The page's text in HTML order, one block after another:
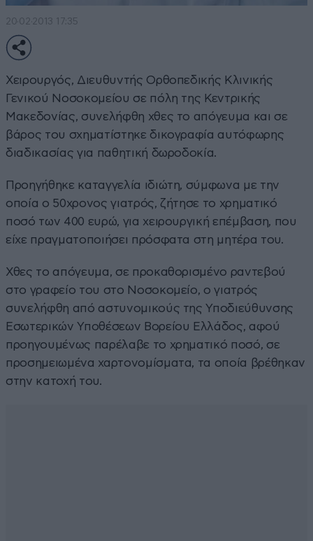
20·02·2013 17:35
Χειρουργός, Διευθυντής Ορθοπεδικής Κλινικής
Γενικού Νοσοκομείου σε πόλη της Κεντρικής
Μακεδονίας, συνελήφθη χθες το απόγευμα και σε
βάρος του σχηματίστηκε δικογραφία αυτόφωρης
διαδικασίας για παθητική δωροδοκία.
Προηγήθηκε καταγγελία ιδιώτη, σύμφωνα με την
οποία ο 50χρονος γιατρός, ζήτησε το χρηματικό
ποσό των 400 ευρώ, για χειρουργική επέμβαση, που
είχε πραγματοποιήσει πρόσφατα στη μητέρα του.
Χθες το απόγευμα, σε προκαθορισμένο ραντεβού
στο γραφείο του στο Νοσοκομείο, ο γιατρός
συνελήφθη από αστυνομικούς της Υποδιεύθυνσης
Εσωτερικών Υποθέσεων Βορείου Ελλάδος, αφού
προηγουμένως παρέλαβε το χρηματικό ποσό, σε
προσημειωμένα χαρτονομίσματα, τα οποία βρέθηκαν
στην κατοχή του.